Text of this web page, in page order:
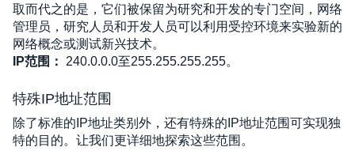
取而代之的是，它们被保留为研究和开发的专门空间，网络
管理员，研究人员和开发人员可以利用受控环境来实验新的
网络概念或测试新兴技术。
IP范围：
240.0.0.0至255.255.255.255。
特殊IP地址范围
除了标准的IP地址类别外，还有特殊的IP地址范围可实现独
特的目的。让我们更详细地探索这些范围。